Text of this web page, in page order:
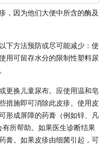
，因为他们大便中所含的酶及
下方法预防或尽可能减少：使
用可留存水分的限制性塑料尿
更换儿童尿布。应使用温和皂
措施即可消除此皮疹。使用皮
形成屏障的药膏（例如锌、凡
所帮助。如果医生诊断结果
膏。如果皮疹由细菌引起，可